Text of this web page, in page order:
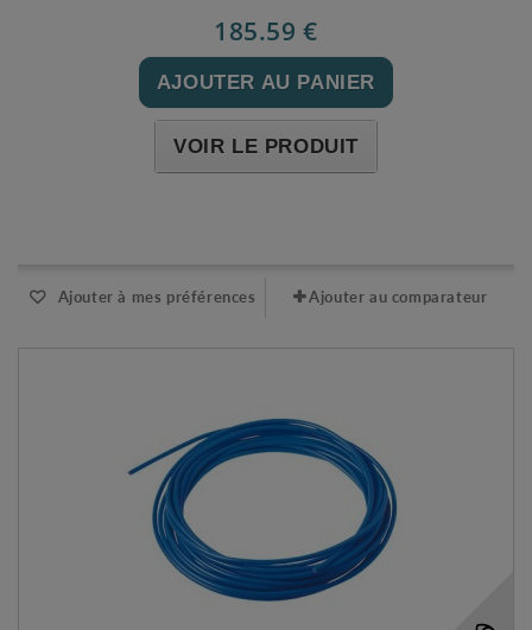
185.59 €
AJOUTER AU PANIER
VOIR LE PRODUIT
Ajouter à mes préférences Ajouter au comparateur